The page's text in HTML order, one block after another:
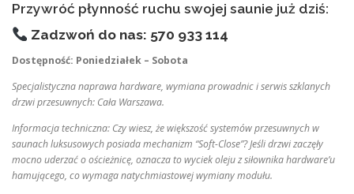
Przywróć płynność ruchu swojej saunie już dziś:
Zadzwoń do nas: 570 933 114
Dostępność: Poniedziałek – Sobota
Specjalistyczna naprawa hardware, wymiana prowadnic i serwis szklanych
drzwi przesuwnych: Cała Warszawa.
Informacja techniczna: Czy wiesz, że większość systemów przesuwnych w
saunach luksusowych posiada mechanizm “Soft-Close”? Jeśli drzwi zaczęły
mocno uderzać o ościeżnicę, oznacza to wyciek oleju z siłownika hardware’u
hamującego, co wymaga natychmiastowej wymiany modułu.